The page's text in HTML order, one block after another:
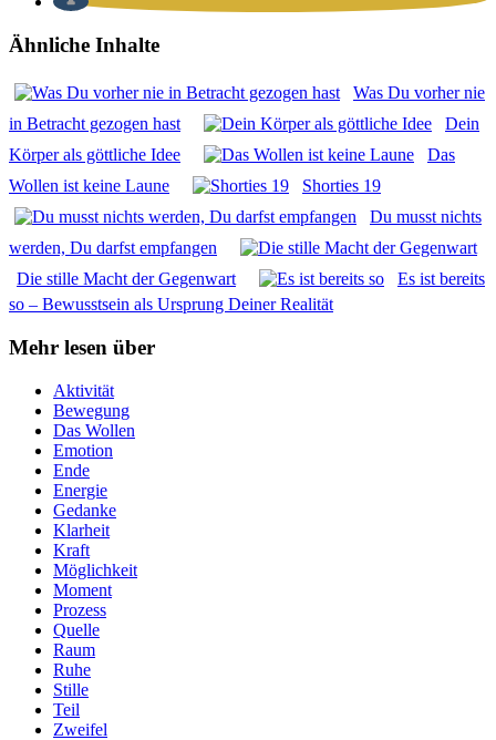
Ähnliche Inhalte
Was Du vor­her nie
in Betracht gezo­gen hast
Dein
Kör­per als gött­li­che Idee
Das
Wol­len ist kei­ne Lau­ne
Shor­ties 19
Du musst nichts
wer­den, Du darfst emp­fan­gen
Die stil­le Macht der Gegen­wart
Es ist bereits
so – Bewusst­sein als Ursprung Dei­ner Rea­li­tät
Mehr lesen über
Aktivität
Bewegung
Das Wollen
Emotion
Ende
Energie
Gedanke
Klarheit
Kraft
Möglichkeit
Moment
Prozess
Quelle
Raum
Ruhe
Stille
Teil
Zweifel